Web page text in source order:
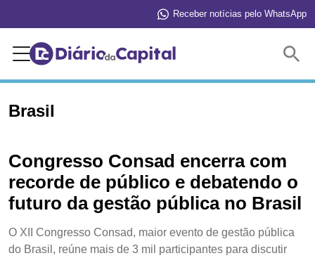
Receber notícias pelo WhatsApp
Brasil
Congresso Consad encerra com
recorde de público e debatendo o
futuro da gestão pública no Brasil
O XII Congresso Consad, maior evento de gestão pública
do Brasil, reúne mais de 3 mil participantes para discutir